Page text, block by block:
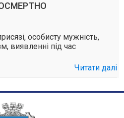
особисту мужність,
виявленні під час
Читати далі